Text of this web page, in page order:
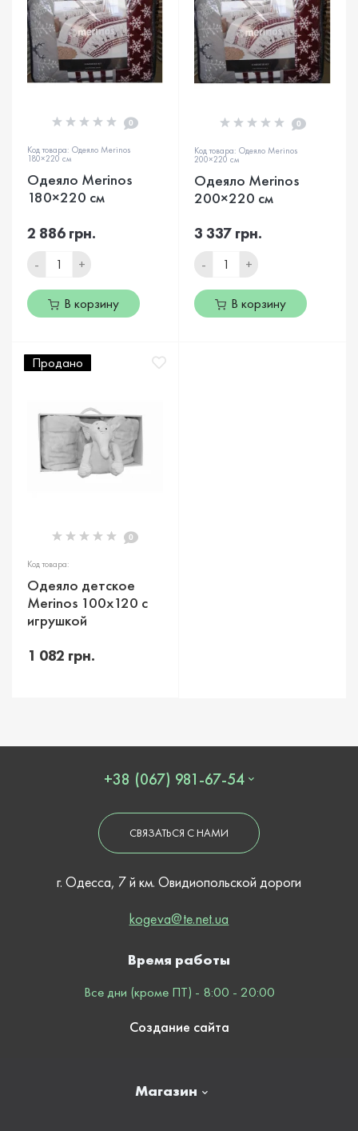
0
Код товара: Одеяло Merinos
180×220 см
Одеяло Merinos
180×220 см
2 886 грн.
- +
В корзину
0
Код товара: Одеяло Merinos
200×220 см
Одеяло Merinos
200×220 см
3 337 грн.
- +
В корзину
Продано
0
Код товара:
Одеяло детское
Merinos 100х120 с
игрушкой
1 082 грн.
+38 (067) 981-67-54
СВЯЗАТЬСЯ С НАМИ
г. Одесса, 7 й км. Овидиопольской дороги
kogeva@te.net.ua
Магазин
Время работы
Все дни (кроме ПТ) - 8:00 - 20:00
Создание сайта